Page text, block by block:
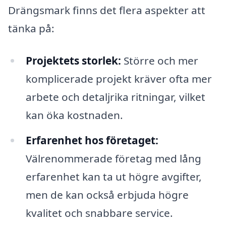
Drängsmark finns det flera aspekter att
tänka på:
Projektets storlek: Större och mer
komplicerade projekt kräver ofta mer
arbete och detaljrika ritningar, vilket
kan öka kostnaden.
Erfarenhet hos företaget:
Välrenommerade företag med lång
erfarenhet kan ta ut högre avgifter,
men de kan också erbjuda högre
kvalitet och snabbare service.